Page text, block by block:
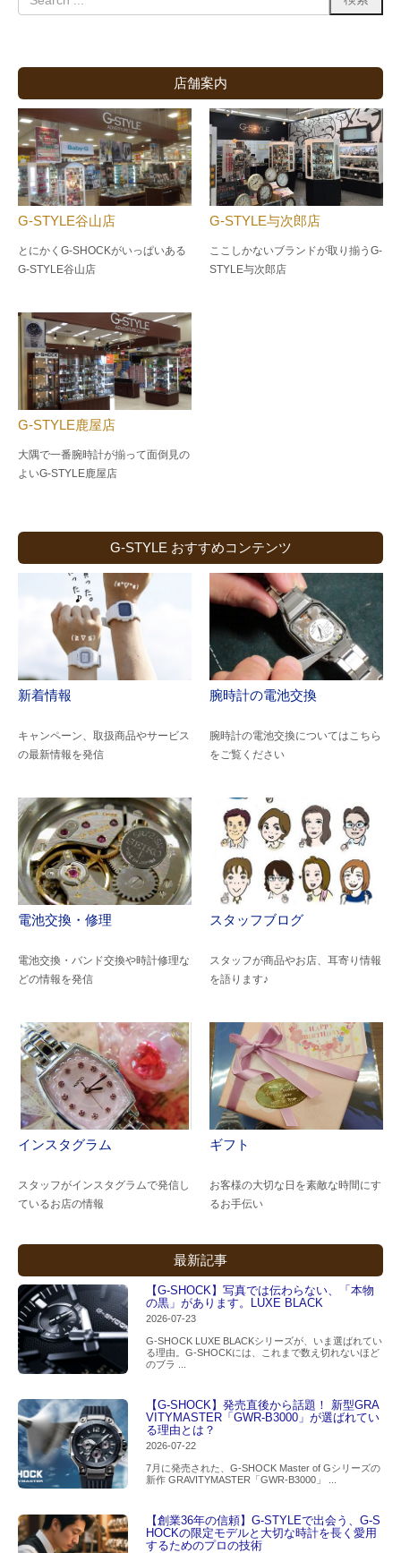
店舗案内
G-STYLE谷山店
とにかくG-SHOCKがいっぱいある
G-STYLE谷山店
G-STYLE与次郎店
ここしかないブランドが取り揃うG-
STYLE与次郎店
G-STYLE鹿屋店
大隅で一番腕時計が揃って面倒見の
よいG-STYLE鹿屋店
G-STYLE おすすめコンテンツ
新着情報
キャンペーン、取扱商品やサービス
の最新情報を発信
腕時計の電池交換
腕時計の電池交換についてはこちら
をご覧ください
電池交換・修理
電池交換・バンド交換や時計修理な
どの情報を発信
スタッフブログ
スタッフが商品やお店、耳寄り情報
を語ります♪
インスタグラム
スタッフがインスタグラムで発信し
ているお店の情報
ギフト
お客様の大切な日を素敵な時間にす
るお手伝い
最新記事
【G-SHOCK】写真では伝わらない、「本物
の黒」があります。LUXE BLACK
2026-07-23
G-SHOCK LUXE BLACKシリーズが、いま選ばれてい
る理由。G-SHOCKには、これまで数え切れないほど
のブラ ...
【G-SHOCK】発売直後から話題！ 新型GRA
VITYMASTER「GWR-B3000」が選ばれてい
る理由とは？
2026-07-22
7月に発売された、G-SHOCK Master of Gシリーズの
新作 GRAVITYMASTER「GWR-B3000」 ...
【創業36年の信頼】G-STYLEで出会う、G-S
HOCKの限定モデルと大切な時計を長く愛用
するためのプロの技術